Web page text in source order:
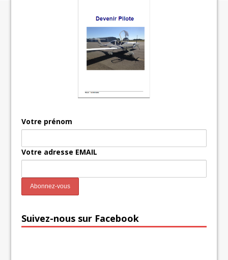
Votre prénom
Votre adresse EMAIL
Suivez-nous sur Facebook